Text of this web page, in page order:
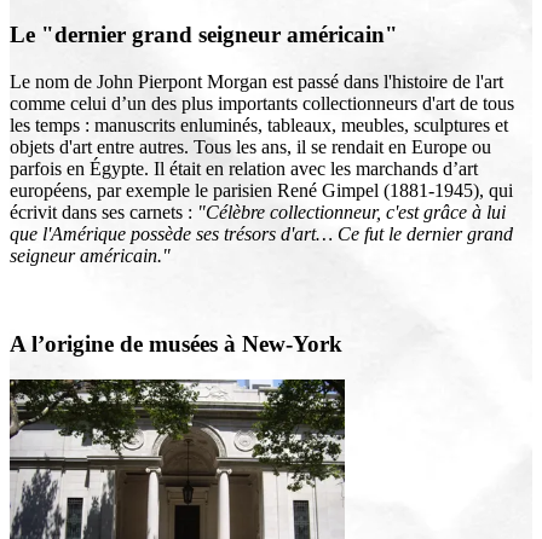
Le "dernier grand seigneur américain"
Le nom de John Pierpont Morgan est passé dans l'histoire de l'art
comme celui d’un des plus importants collectionneurs d'art de tous
les temps : manuscrits enluminés, tableaux, meubles, sculptures et
objets d'art entre autres. Tous les ans, il se rendait en Europe ou
parfois en Égypte. Il était en relation avec les marchands d’art
européens, par exemple le parisien René Gimpel (1881-1945), qui
écrivit dans ses carnets : "Célèbre collectionneur, c'est grâce à lui
que l'Amérique possède ses trésors d'art… Ce fut le dernier grand
seigneur américain."
A l’origine de musées à New-York